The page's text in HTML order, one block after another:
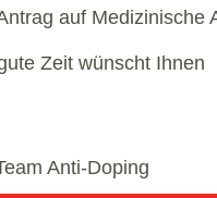
auf Medizinische
Zeit wünscht Ihnen
Anti-Doping